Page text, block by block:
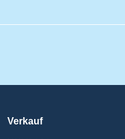
Verkauf